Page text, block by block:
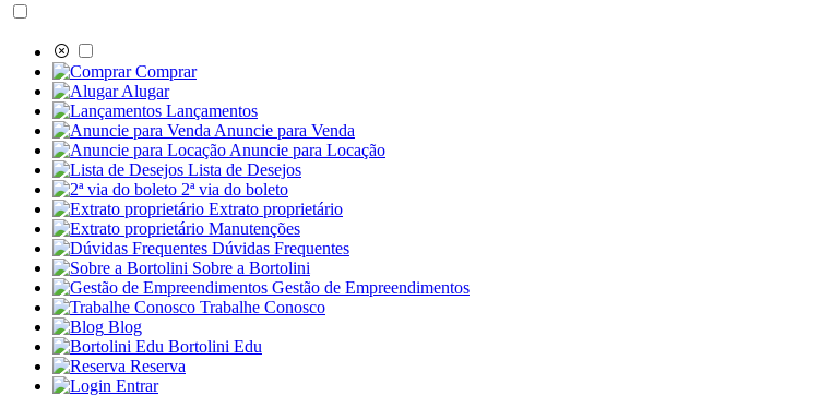
Comprar
Alugar
Lançamentos
Anuncie para Venda
Anuncie para Locação
Lista de Desejos
2ª via do boleto
Extrato proprietário
Manutenções
Dúvidas Frequentes
Sobre a Bortolini
Gestão de Empreendimentos
Trabalhe Conosco
Blog
Bortolini Edu
Reserva
Entrar